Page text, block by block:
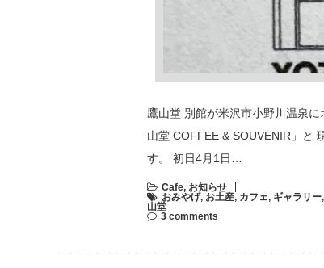
鷹山堂 別館が米沢市小野川温泉
山堂 COFFEE & SOUVENIR」と
す。 初日4月1日…
Cafe, お知らせ
おみやげ, お土産, カフェ, ギャラリー,
山堂
3 comments